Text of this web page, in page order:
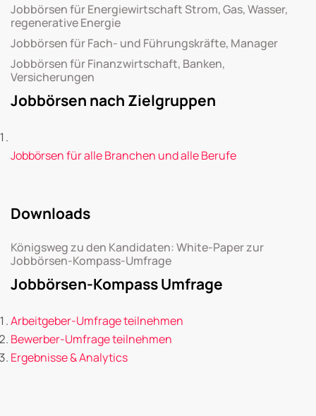
Jobbörsen für Energiewirtschaft Strom, Gas, Wasser,
regenerative Energie
Jobbörsen für Fach- und Führungskräfte, Manager
Jobbörsen für Finanzwirtschaft, Banken,
Versicherungen
Jobbörsen nach Zielgruppen
Jobbörsen für alle Branchen und alle Berufe
Downloads
Königsweg zu den Kandidaten: White-Paper zur
Jobbörsen-Kompass-Umfrage
Jobbörsen-Kompass Umfrage
Arbeitgeber-Umfrage teilnehmen
Bewerber-Umfrage teilnehmen
Ergebnisse & Analytics